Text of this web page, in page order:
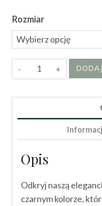
Rozmiar
ilość
Kurtka/bomberka
Opis
Odkryj naszą
czarnym kolorze,